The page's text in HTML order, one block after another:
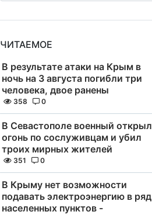
ЧИТАЕМОЕ
В результате атаки на Крым в
ночь на 3 августа погибли три
человека, двое ранены
358 0
В Севастополе военный открыл
огонь по сослуживцам и убил
троих мирных жителей
351 0
В Крыму нет возможности
подавать электроэнергию в ряд
населенных пунктов -